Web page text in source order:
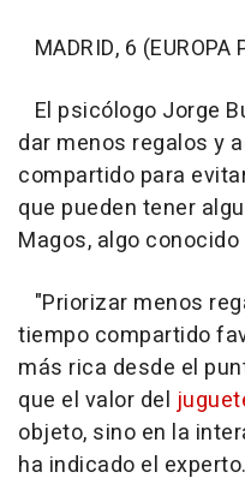
MADRID, 6 (EUROPA
El psicólogo Jorge
dar menos regalos y
compartido para
que pueden tener
Magos, algo
"Priorizar menos
tiempo compartido
más rica desde el
que el valor del
objeto, sino en la
ha indicado el experto.